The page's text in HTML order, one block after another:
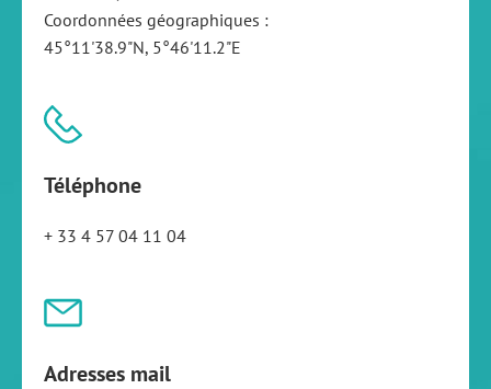
Coordonnées géographiques :
45°11'38.9"N, 5°46'11.2"E
Téléphone
+ 33 4 57 04 11 04
Adresses mail